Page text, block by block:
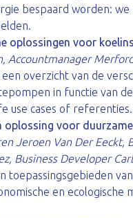
bespaard worden:
oplossingen voor
Accountmanager
overzicht van de
in functie van
use cases of referenties.
oplossing voor
Jeroen Van Der Eeckt,
Business Developer
toepassingsgebieden
en